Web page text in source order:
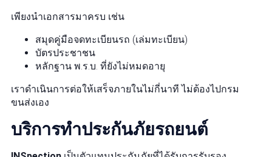
เพียงนำเอกสารมาครบ เช่น
สมุดคู่มือจดทะเบียนรถ (เล่มทะเบียน)
บัตรประชาชน
หลักฐาน พ.ร.บ. ที่ยังไม่หมดอายุ
เราดำเนินการต่อให้เสร็จภายในไม่กี่นาที ไม่ต้องไปกรม
ขนส่งเอง
บริการทำประกันภัยรถยนต์